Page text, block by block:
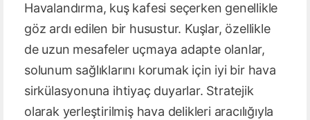
Havalandırma, kuş kafesi seçerken genellikle
göz ardı edilen bir husustur. Kuşlar, özellikle
de uzun mesafeler uçmaya adapte olanlar,
solunum sağlıklarını korumak için iyi bir hava
sirkülasyonuna ihtiyaç duyarlar. Stratejik
olarak yerleştirilmiş hava delikleri aracılığıyla